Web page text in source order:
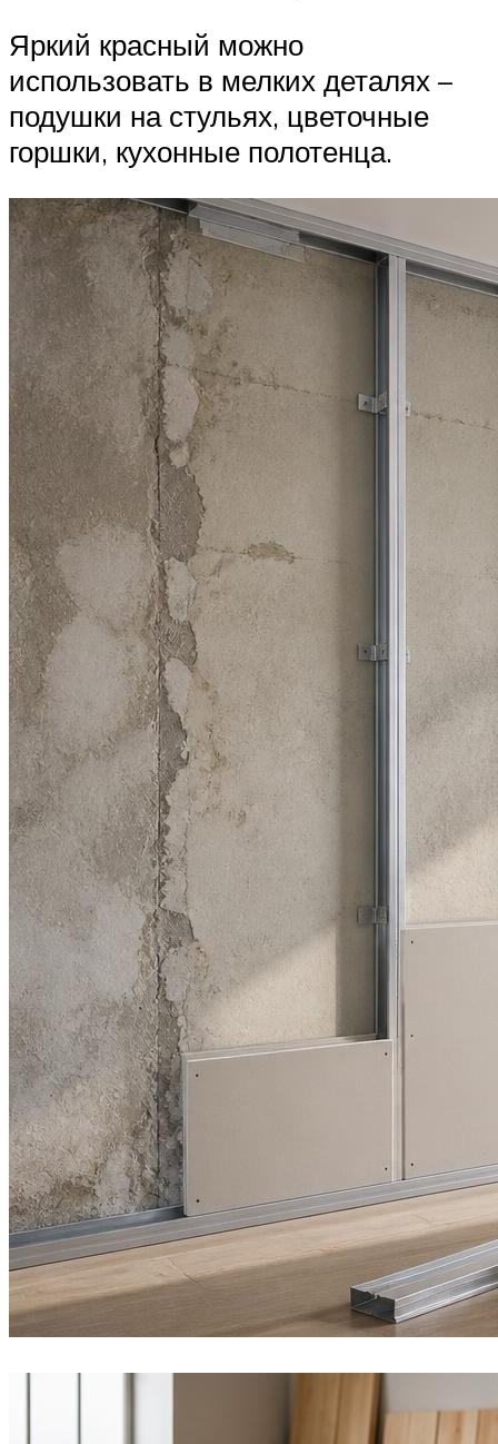
Яркий красный можно
использовать в мелких деталях –
подушки на стульях, цветочные
горшки, кухонные полотенца.